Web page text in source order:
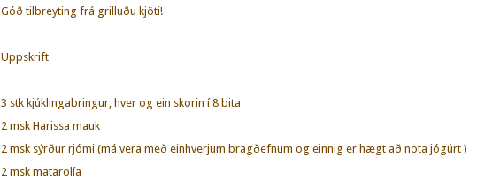
Góð tilbreyting frá grilluðu kjöti!
Uppskrift
3 stk kjúklingabringur, hver og ein skorin í 8 bita
2 msk Harissa mauk
2 msk sýrður rjómi (má vera með einhverjum bragðefnum og einnig er hægt að nota jógúrt )
2 msk matarolía